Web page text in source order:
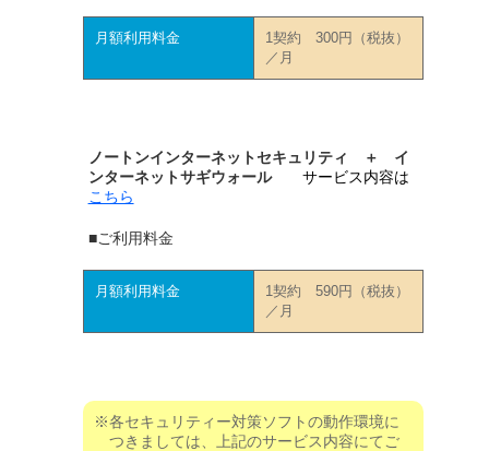
月額利用料金
1契約 300円（税抜）
／月
ノートンインターネットセキュリティ ＋ イ
ンターネットサギウォール
サービス内容は
こちら
■ご利用料金
月額利用料金
1契約 590円（税抜）
／月
※各セキュリティー対策ソフトの動作環境に
つきましては、上記のサービス内容にてご